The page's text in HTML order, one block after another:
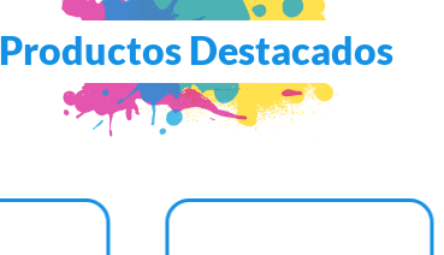
Productos Destacados